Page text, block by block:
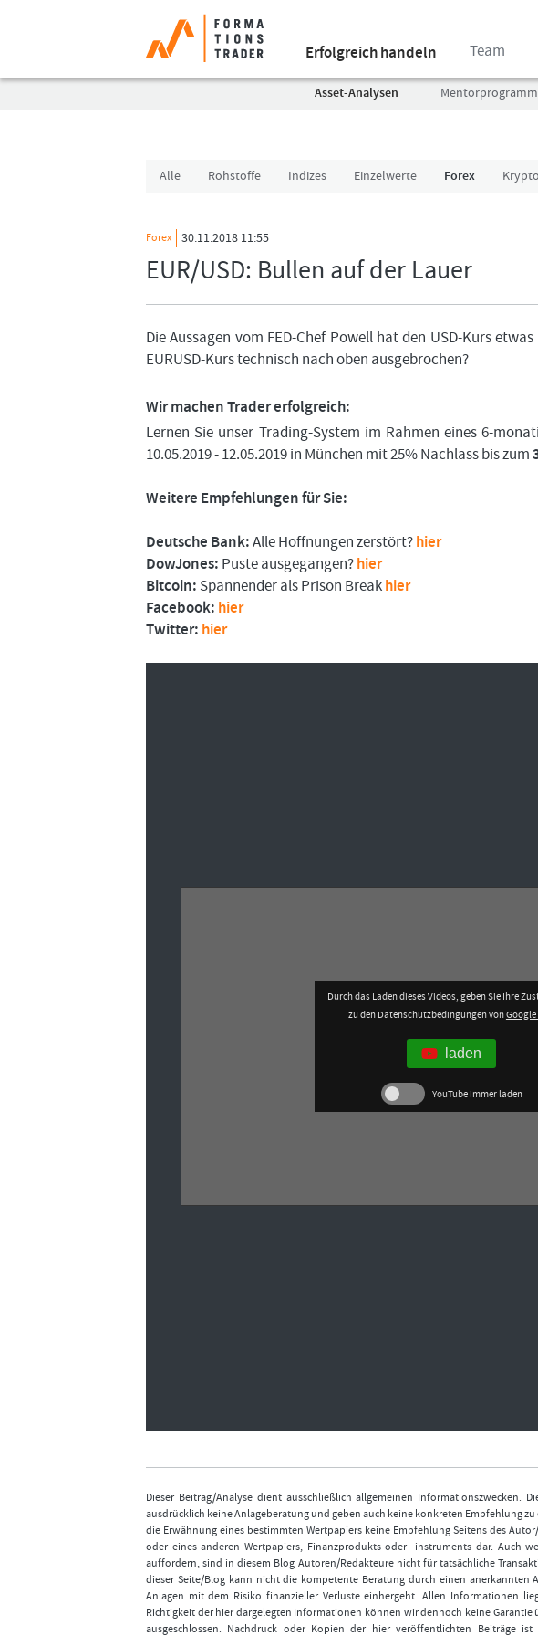
Erfolgreich handeln Team
Asset-Analysen Mentorprogramm
Alle Rohstoffe Indizes Einzelwerte Forex Krypto
Forex 30.11.2018 11:55
EUR/USD: Bullen auf der Lauer
Die Aussagen vom FED-Chef Powell hat den USD-Kurs
EURUSD-Kurs technisch nach oben ausgebrochen?
Wir machen Trader erfolgreich:
Lernen Sie unser Trading-System im Rahmen eines 6-
10.05.2019 - 12.05.2019 in München mit 25% Nachlass bis zum
Weitere Empfehlungen für Sie:
Deutsche Bank:Alle Hoffnungen zerstört?hier
DowJones: Puste ausgegangen?hier
Bitcoin: Spannender als Prison Breakhier
Facebook: hier
Twitter: hier
Durch das Laden dieses Videos, geben Sie Ihre
zu den Datenschutzbedingungen vonGoogle
laden
YouTube immer laden
Dieser Beitrag/Analyse dient ausschließlich allgemeinen
ausdrücklich keine Anlageberatung und geben auch keine konkreten Empfehlung
die Erwähnung eines bestimmten Wertpapiers keine Empfehlung Seitens des
oder eines anderen Wertpapiers, Finanzprodukts oder -instruments dar. Auch
auffordern, sind in diesem Blog Autoren/Redakteure nicht für tatsächliche
dieser Seite/Blog kann nicht die kompetente Beratung durch einen anerkannten
Anlagen mit dem Risiko finanzieller Verluste einhergeht. Allen Informationen
Richtigkeit der hier dargelegten Informationen können wir dennoch keine
ausgeschlossen. Nachdruck oder Kopien der hier veröffentlichten Beiträge